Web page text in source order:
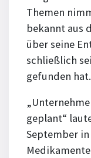
Themen
bekannt aus
über seine
schließlich
gefunden hat.
geplant“
September in